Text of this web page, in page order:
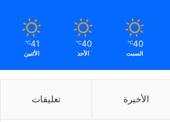
40
℃
السبت
40
℃
الأحد
41
℃
الأثنين
الأخيرة تعليقات